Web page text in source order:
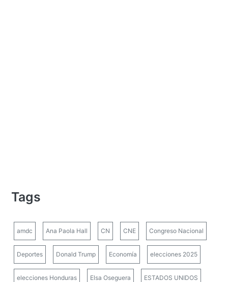
Tags
amdc Ana Paola Hall CN CNE Congreso Nacional
Deportes Donald Trump Economía elecciones 2025
elecciones Honduras Elsa Oseguera ESTADOS UNIDOS